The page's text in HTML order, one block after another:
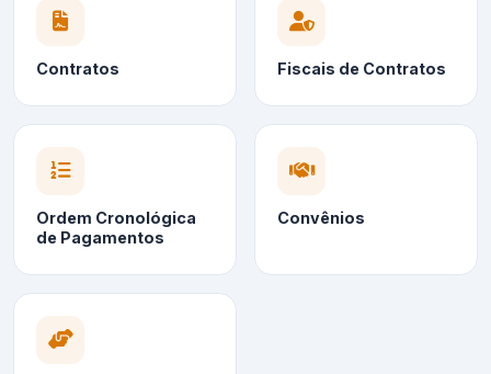
Contratos Fiscais de Contratos
Ordem Cronológica
de Pagamentos
Convênios